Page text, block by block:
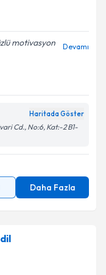
motivasyon
Devamı
Haritada Göster
Cd., No:6, Kat:-2 B1-
Daha Fazla